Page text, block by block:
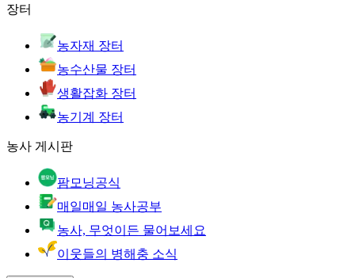
장터
농자재 장터
농수산물 장터
생활잡화 장터
농기계 장터
농사 게시판
팜모닝공식
매일매일 농사공부
농사, 무엇이든 물어보세요
이웃들의 병해충 소식